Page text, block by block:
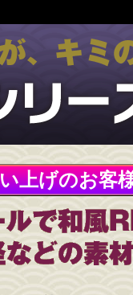
上げのお客